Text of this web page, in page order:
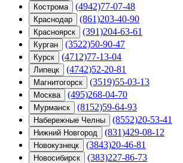
Кострома (4942)77-07-48
Краснодар (861)203-40-90
Красноярск (391)204-63-61
Курган (3522)50-90-47
Курск (4712)77-13-04
Липецк (4742)52-20-81
Магнитогорск (3519)55-03-13
Москва (495)268-04-70
Мурманск (8152)59-64-93
Набережные Челны (8552)20-53-41
Нижний Новгород (831)429-08-12
Новокузнецк (3843)20-46-81
Новосибирск (383)227-86-73